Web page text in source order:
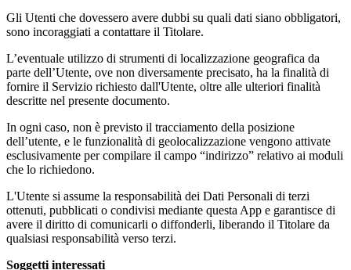
Gli Utenti che dovessero avere dubbi su quali dati siano obbligatori,
sono incoraggiati a contattare il Titolare.
L’eventuale utilizzo di strumenti di localizzazione geografica da
parte dell’Utente, ove non diversamente precisato, ha la finalità di
fornire il Servizio richiesto dall'Utente, oltre alle ulteriori finalità
descritte nel presente documento.
In ogni caso, non è previsto il tracciamento della posizione
dell’utente, e le funzionalità di geolocalizzazione vengono attivate
esclusivamente per compilare il campo “indirizzo” relativo ai moduli
che lo richiedono.
L'Utente si assume la responsabilità dei Dati Personali di terzi
ottenuti, pubblicati o condivisi mediante questa App e garantisce di
avere il diritto di comunicarli o diffonderli, liberando il Titolare da
qualsiasi responsabilità verso terzi.
Soggetti interessati